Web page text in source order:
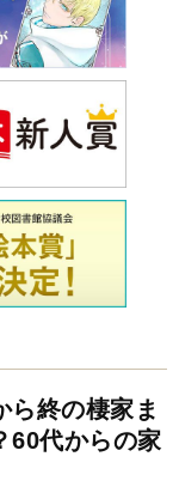
ら終の棲家ま
60代からの家